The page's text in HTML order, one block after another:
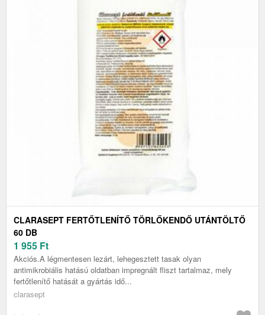
CLARASEPT FERTŐTLENÍTŐ TÖRLŐKENDŐ UTÁNTÖLTŐ
60 DB
1 955 Ft
Akciós.A légmentesen lezárt, lehegesztett tasak olyan
antimikrobiális hatású oldatban impregnált fliszt tartalmaz, mely
fertőtlenítő hatását a gyártás idő...
clarasept